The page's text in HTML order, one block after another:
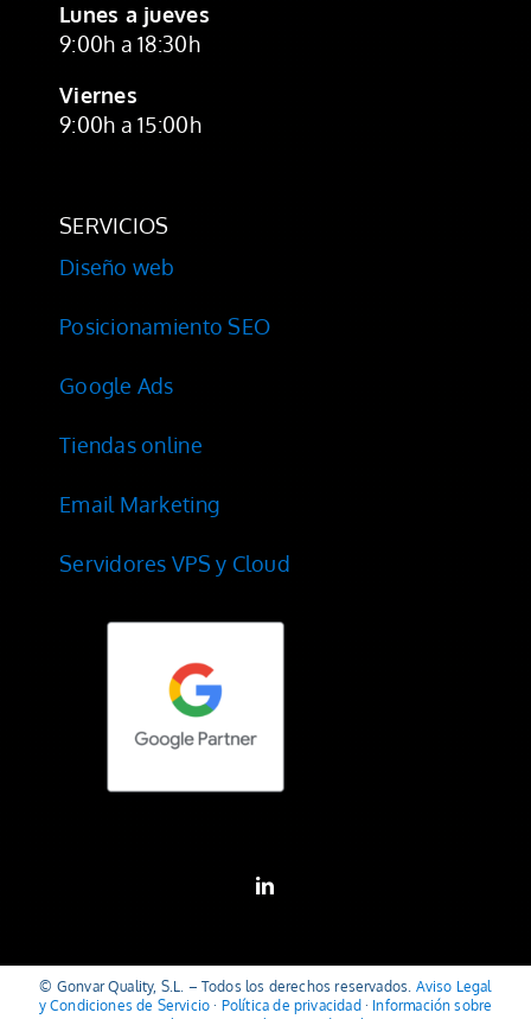
Lunes a jueves
9:00h a 18:30h
Viernes
9:00h a 15:00h
SERVICIOS
Diseño web
Posicionamiento SEO
Google Ads
Tiendas online
Email Marketing
Servidores VPS y Cloud
© Gonvar Quality, S.L. – Todos los derechos reservados. Aviso Legal
y Condiciones de Servicio · Política de privacidad· Información sobre